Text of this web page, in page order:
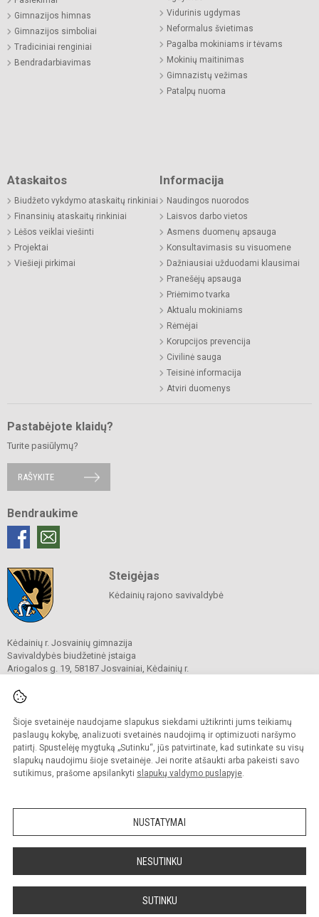
Šioje svetainėje naudojame slapukus siekdami užtikrinti jums teikiamų
paslaugų kokybę, analizuoti svetainės naudojimą ir optimizuoti naršymo
patirtį. Spustelėję mygtuką „Sutinku“, jūs patvirtinate, kad sutinkate su visų
slapukų naudojimu šioje svetainėje. Jei norite atšaukti arba pakeisti savo
sutikimus, prašome apsilankyti slapukų valdymo puslapyje.
NUSTATYMAI
NESUTINKU
SUTINKU
Gimnazijos himnas
Gimnazijos simboliai
Tradiciniai renginiai
Bendradarbiavimas
Vidurinis ugdymas
Neformalus švietimas
Pagalba mokiniams ir tėvams
Mokinių maitinimas
Gimnazistų vežimas
Patalpų nuoma
Ataskaitos
Biudžeto vykdymo ataskaitų rinkiniai
Finansinių ataskaitų rinkiniai
Lėšos veiklai viešinti
Projektai
Viešieji pirkimai
Informacija
Naudingos nuorodos
Laisvos darbo vietos
Asmens duomenų apsauga
Konsultavimasis su visuomene
Dažniausiai užduodami klausimai
Pranešėjų apsauga
Priėmimo tvarka
Aktualu mokiniams
Rėmėjai
Korupcijos prevencija
Civilinė sauga
Teisinė informacija
Atviri duomenys
Pastabėjote klaidų?
Turite pasiūlymų?
RAŠYKITE
Bendraukime
Steigėjas
Kėdainių rajono savivaldybė
Kėdainių r. Josvainių gimnazija
Savivaldybės biudžetinė įstaiga
Ariogalos g. 19, 58187 Josvainiai, Kėdainių r.
El. p.
Duomenys kaupiami ir saugomi
Juridinių asmenų registre
Įmonės kodas 191018728
Kopijuoti turinį be raštiško gimnazijos sutikimo griežtai draudžiama.
Prieinamumo paraiška Slapukų valdymas
svetainę